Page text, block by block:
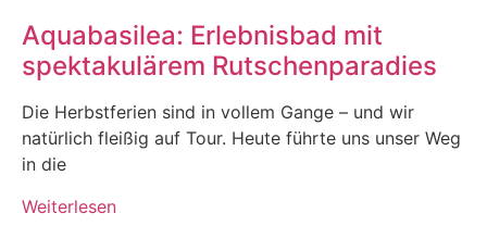
Aquabasilea: Erlebnisbad mit
spektakulärem Rutschenparadies
Die Herbstferien sind in vollem Gange – und wir
natürlich fleißig auf Tour. Heute führte uns unser Weg
in die
Weiterlesen